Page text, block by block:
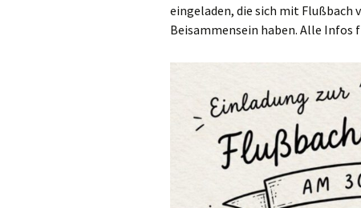
eingeladen, die sich mit Flußbach
Beisammensein haben. Alle Infos